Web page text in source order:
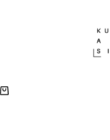
Warenkorb